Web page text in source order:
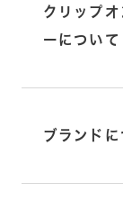
クリップ
ーについて
ブランドに